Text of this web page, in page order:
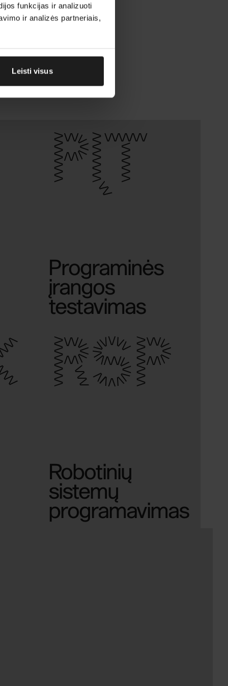
funkcijas ir analizuoti
ir analizės partneriais,
Leisti visus
Programinės
įrangos
testavimas
PĮT
Robotinių
sistemų
programavimas
RSP